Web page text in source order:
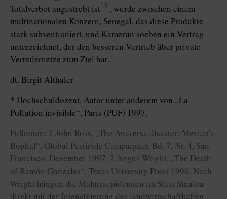
Totalverbot angestrebt ist 13 , wurde zwischen einem
multinationalen Konzern, Senegal, das diese Produkte
stark subventioniert, und Kamerun soeben ein Vertrag
unterzeichnet, der den besseren Vertrieb über private
Verteilernetze zum Ziel hat.
dt. Birgit Althaler
* Hochschuldozent, Autor unter anderem von „La
Pollution invisible“, Paris (PUF) 1997.
Fußnoten: 1 John Ross, „The Anaversa disaster: Mexico's
Bophal“, Global Pesticide Campaigner, Bd. 7, Nr. 4, San
Francisco, Dezember 1997. 2 Angus Wright, „The Death
of Ramón Gonzales“, Texas University Press 1990. Nach
Wright hängen die Malariaepidemien im Staat Sinaloa
direkt mit der Intensivierung des landwirtschaftlichen